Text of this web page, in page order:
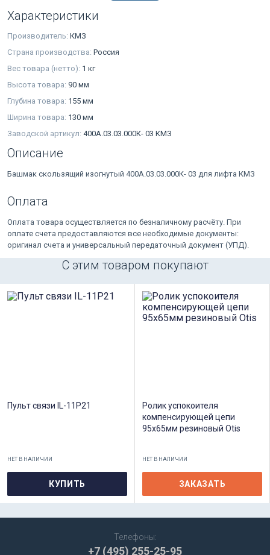
Характеристики
Производитель: КМЗ
Страна производства: Россия
Вес товара (нетто): 1 кг
Высота товара: 90 мм
Глубина товара: 155 мм
Ширина товара: 130 мм
Заводской артикул: 400А.03.03.000К- 03 КМЗ
Описание
Башмак скользящий изогнутый 400А.03.03.000К- 03 для лифта КМЗ
Оплата
Оплата товара осуществляется по безналичному расчёту. При
оплате счета предоставляются все необходимые документы:
оригинал счета и универсальный передаточный документ (УПД).
С этим товаром покупают
Пульт связи IL-11P21
НЕТ В НАЛИЧИИ
КУПИТЬ
Ролик успокоителя
компенсирующей цепи
95х65мм резиновый Otis
НЕТ В НАЛИЧИИ
ЗАКАЗАТЬ
Телефоны:
+7 (495) 255-25-95